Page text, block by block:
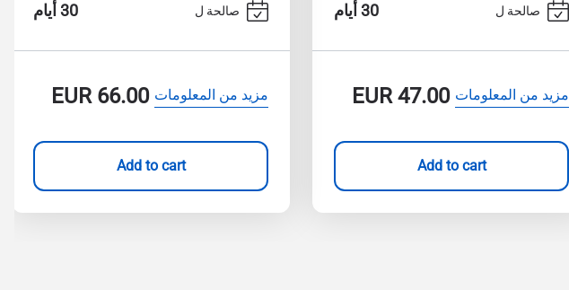
صالحة ل 30 أيام
مزيد من المعلومات EUR47.00
Add to cart
صالحة ل 30 أيام
مزيد من المعلومات EUR66.00
Add to cart